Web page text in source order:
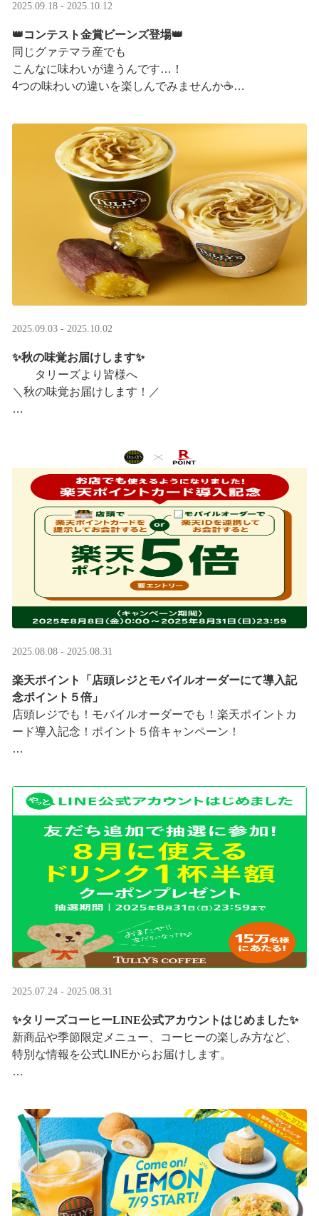
2025.09.18 - 2025.10.12
👑コンテスト金賞ビーンズ登場👑
同じグァテマラ産でも
こんなに味わいが違うんです…！
4つの味わいの違いを楽しんでみませんか☕
グァテマラコーヒー体験イベントも実施中▼
2025.09.03 - 2025.10.02
✨秋の味覚お届けします✨
タリーズより皆様へ
＼秋の味覚お届けします！／
実りの秋らしいほっこりフードも続々登場です♪
涼しい店内で一足早い秋の訪 ···
2025.08.08 - 2025.08.31
楽天ポイント「店頭レジとモバイルオーダーにて導入記
念ポイント５倍」
店頭レジでも！モバイルオーダーでも！楽天ポイントカ
ード導入記念！ポイント５倍キャンペーン！
8/8（金）0:00～8/31 ···
2025.07.24 - 2025.08.31
✨タリーズコーヒーLINE公式アカウントはじめました✨
新商品や季節限定メニュー、コーヒーの楽しみ方など、
特別な情報を公式LINEからお届けします。
···